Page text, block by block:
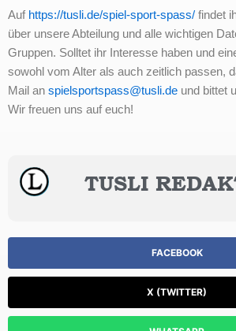
Auf https://tusli.de/spiel-sport-spass/ findet
über unsere Abteilung und alle wichtigen
Gruppen. Solltet ihr Interesse haben und
sowohl vom Alter als auch zeitlich passen,
Mail an spielsportspass@tusli.de und bittet
Wir freuen uns auf euch!
TUSLI
FACEBOOK
X (TWITTER)